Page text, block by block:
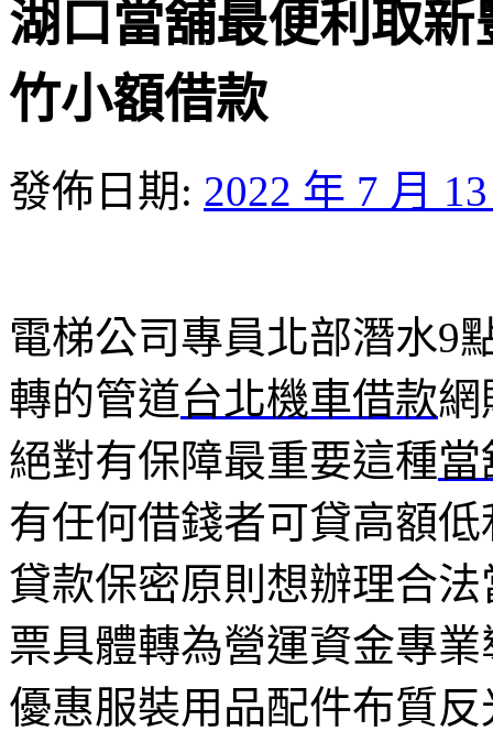
湖口當舖最便利取
竹小額借款
發佈日期: 2022 年 7 月
電梯公司專員北部潛水9
轉的管道台北機車借款網
絕對有保障最重要這種當
有任何借錢者可貸高額低
貸款保密原則想辦理合
票具體轉為營運資金專
優惠服裝用品配件布質